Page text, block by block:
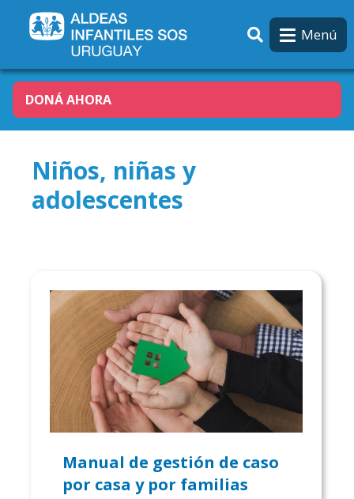
Menú
DONÁ AHORA
Niños, niñas y
adolescentes
Manual de gestión de caso
por casa y por familias